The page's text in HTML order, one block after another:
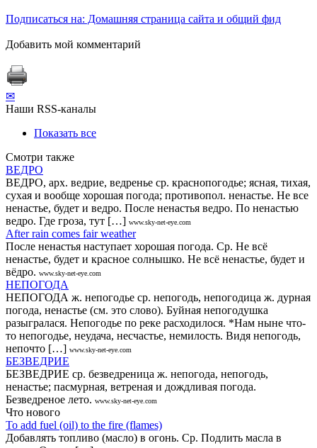
Подписаться на: Домашняя страница сайта и общий фид
Добавить мой комментарий
✉
Наши RSS-каналы
Показать все
Смотри также
ВЕДРО
ВЕДРО, арх. ведрие, ведренье ср. краснопогодье; ясная, тихая,
сухая и вообще хорошая погода; противопол. ненастье. Не все
ненастье, будет и ведро. После ненастья ведро. По ненастью
ведро. Где гроза, тут […] www.sky-net-eye.com
After rain comes fair weather
После ненастья наступает хорошая погода. Ср. Не всё
ненастье, будет и красное солнышко. Не всё ненастье, будет и
вёдро. www.sky-net-eye.com
НЕПОГОДА
НЕПОГОДА ж. непогодье ср. непогодь, непогодица ж. дурная
погода, ненастье (см. это слово). Буйная непогодушка
разыгралася. Непогодье по реке расходилося. *Нам ныне что-
то непогодье, неудача, несчастье, немилость. Видя непогодь,
непочто […] www.sky-net-eye.com
БЕЗВЕДРИЕ
БЕЗВЕДРИЕ ср. безведреница ж. непогода, непогодь,
ненастье; пасмурная, ветреная и дождливая погода.
Безведреное лето. www.sky-net-eye.com
Что нового
То add fuel (oil) to the fire (flames)
Добавлять топливо (масло) в огонь. Ср. Подлить масла в